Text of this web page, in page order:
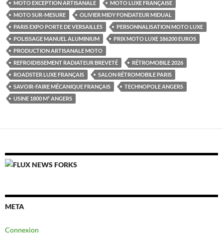
MOTO EXCEPTION ARTISANALE
MOTO LUXE FRANÇAISE
MOTO SUR-MESURE
OLIVIER MIDY FONDATEUR MIDUAL
PARIS EXPO PORTE DE VERSAILLES
PERSONNALISATION MOTO LUXE
POLISSAGE MANUEL ALUMINIUM
PRIX MOTO LUXE 186200 EUROS
PRODUCTION ARTISANALE MOTO
REFROIDISSEMENT RADIATEUR BREVETÉ
RÉTROMOBILE 2026
ROADSTER LUXE FRANÇAIS
SALON RÉTROMOBILE PARIS
SAVOIR-FAIRE MÉCANIQUE FRANÇAIS
TECHNOPOLE ANGERS
USINE 1800 M² ANGERS
NEWS FORKS
META
Connexion